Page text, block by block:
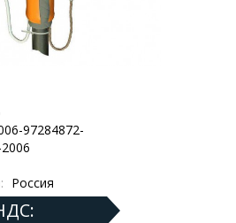
97284872-
Россия